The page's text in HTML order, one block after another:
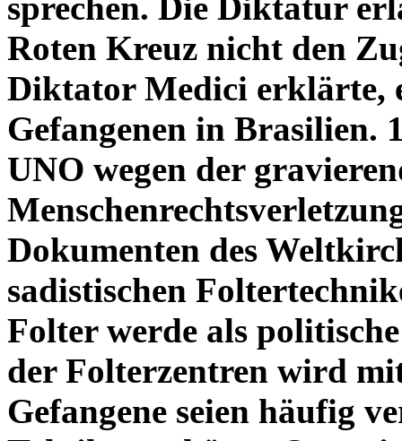
sprechen. Die Diktatur
Roten Kreuz nicht den
Diktator Medici erklärte,
Gefangenen in Brasilien.
UNO wegen der
Dokumenten des
sadistischen
Folter werde als
der Folterzentren wird
Gefangene seien häufig